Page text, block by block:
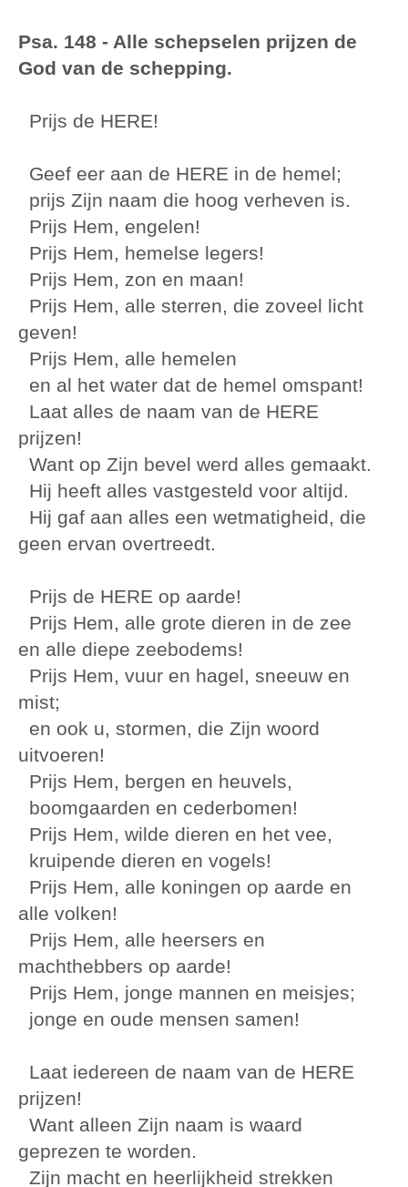
Psa. 148 - Alle schepselen prijzen de
God van de schepping.
Prijs de HERE!
Geef eer aan de HERE in de hemel;
prijs Zijn naam die hoog verheven is.
Prijs Hem, engelen!
Prijs Hem, hemelse legers!
Prijs Hem, zon en maan!
Prijs Hem, alle sterren, die zoveel licht
geven!
Prijs Hem, alle hemelen
en al het water dat de hemel omspant!
Laat alles de naam van de HERE
prijzen!
Want op Zijn bevel werd alles gemaakt.
Hij heeft alles vastgesteld voor altijd.
Hij gaf aan alles een wetmatigheid, die
geen ervan overtreedt.
Prijs de HERE op aarde!
Prijs Hem, alle grote dieren in de zee
en alle diepe zeebodems!
Prijs Hem, vuur en hagel, sneeuw en
mist;
en ook u, stormen, die Zijn woord
uitvoeren!
Prijs Hem, bergen en heuvels,
boomgaarden en cederbomen!
Prijs Hem, wilde dieren en het vee,
kruipende dieren en vogels!
Prijs Hem, alle koningen op aarde en
alle volken!
Prijs Hem, alle heersers en
machthebbers op aarde!
Prijs Hem, jonge mannen en meisjes;
jonge en oude mensen samen!
Laat iedereen de naam van de HERE
prijzen!
Want alleen Zijn naam is waard
geprezen te worden.
Zijn macht en heerlijkheid strekken